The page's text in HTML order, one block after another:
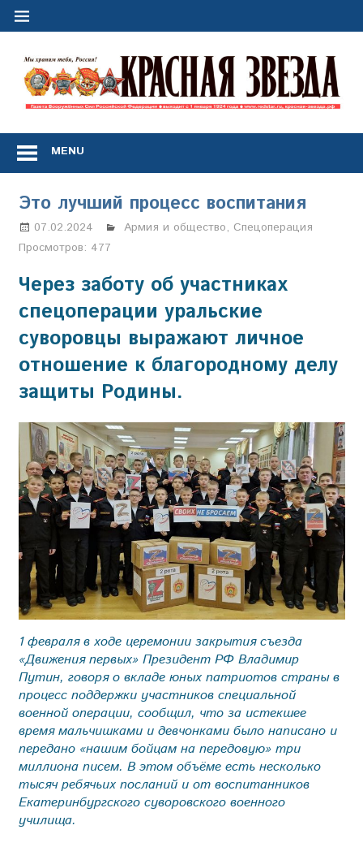
Перейти
Сил
Российской
Федерации
*
выходит
с
января
1924
года
MENU
Это лучший процесс воспитания
07.02.2024 Марина Щербакова
Армия и общество, Спецоперация
Просмотров: 477
Через заботу об участниках
спецоперации уральские
суворовцы выражают личное
отношение к благородному делу
защиты Родины.
1 февраля в ходе церемонии закрытия съезда
«Движения первых» Президент РФ Владимир
Путин, говоря о вкладе юных патриотов страны в
процесс поддержки участников специальной
военной операции, сообщил, что за истекшее
время мальчишками и девчонками было написано и
передано «нашим бойцам на передовую» три
миллиона писем. В этом объёме есть несколько
тысяч ребячьих посланий и от воспитанников
Екатеринбургского суворовского военного
училища.